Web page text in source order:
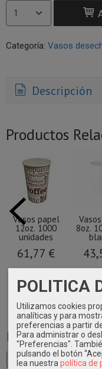
Marcas
Categoría: Vasos
Descripción
Productos
Vasos papel
12oz. 1000
unidades
61,77 €
8oz.
POLITICA
Utilizamos cookies
analíticas y para
preferencias a partir
Para administrar o
"Preferencias".
pulsando el botón
lea nuestrapolítica de